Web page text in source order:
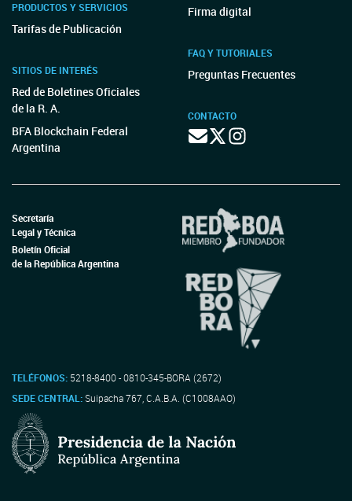
PRODUCTOS Y SERVICIOS
Tarifas de Publicación
SITIOS DE INTERÉS
Red de Boletines Oficiales
de la R. A.
BFA Blockchain Federal
Argentina
Firma digital
FAQ Y TUTORIALES
Preguntas Frecuentes
CONTACTO
Secretaría
Legal y Técnica
Boletín Oficial
de la República Argentina
TELÉFONOS: 5218-8400 - 0810-345-BORA (2672)
SEDE CENTRAL:Suipacha 767, C.A.B.A. (C1008AAO)